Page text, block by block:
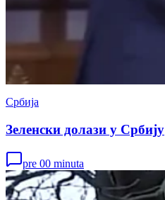
Србија
Зеленски долази у Србију
pre 00 minuta